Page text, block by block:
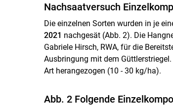
Nachsaatversuch
Die einzelnen Sorten wurden in je
2021 nachgesät (Abb. 2). Die
Gabriele Hirsch, RWA, für die
Ausbringung mit dem
Art herangezogen (10 - 30 kg/ha).
Abb. 2 Folgende